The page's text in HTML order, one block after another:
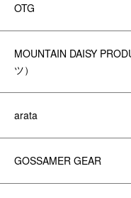
OTG
MOUNTAIN DAISY
ツ）
arata
GOSSAMER GEAR